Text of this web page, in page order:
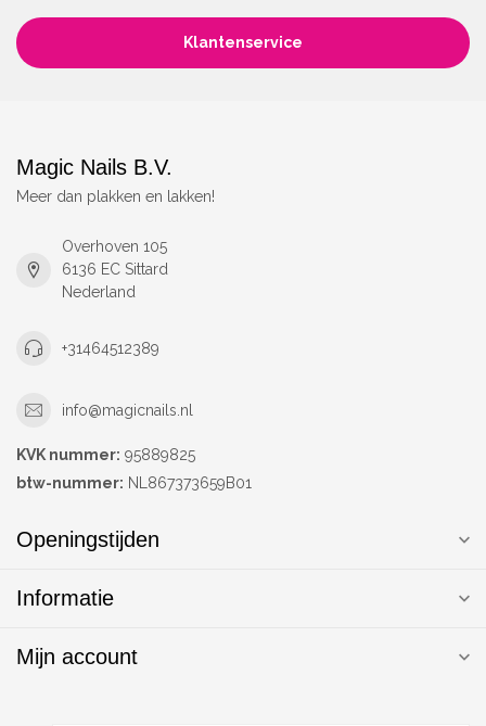
Klantenservice
Magic Nails B.V.
Meer dan plakken en lakken!
Overhoven 105
6136 EC Sittard
Nederland
+31464512389
info@magicnails.nl
KVK nummer: 95889825
btw-nummer: NL867373659B01
Openingstijden
Informatie
Mijn account